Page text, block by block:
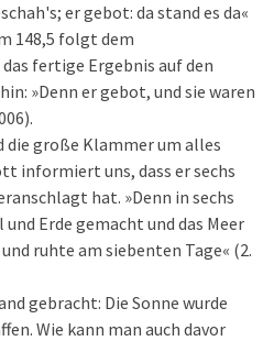
er gebot: da stand es da«
148,5 folgt dem
fertige Ergebnis auf den
»Denn er gebot, und sie waren
die große Klammer um alles
informiert uns, dass er sechs
hat. »Denn in sechs
Erde gemacht und das Meer
ruhte am siebenten Tage« (2.
gebracht: Die Sonne wurde
Wie kann man auch davor